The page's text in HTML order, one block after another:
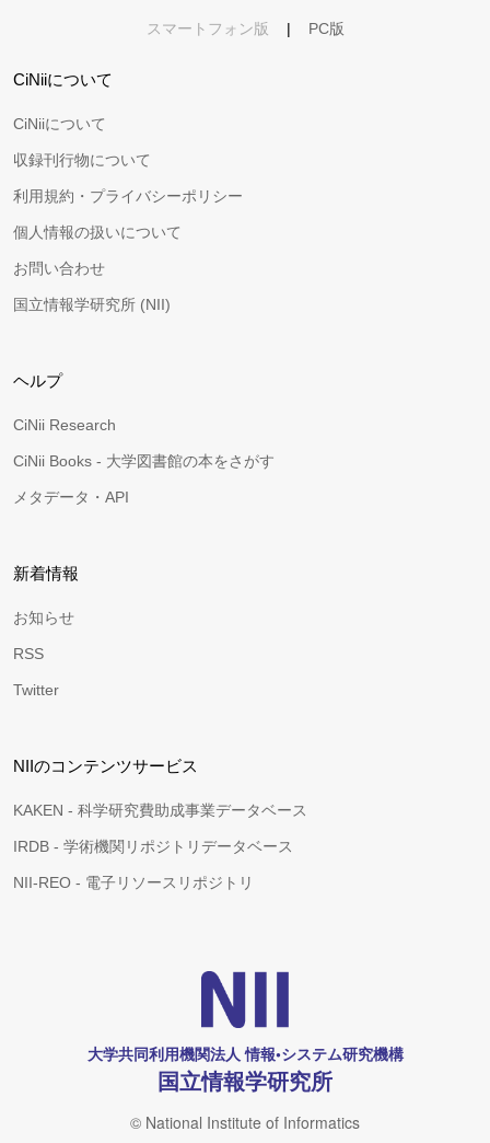
スマートフォン版 | PC版
CiNiiについて
CiNiiについて
収録刊行物について
利用規約・プライバシーポリシー
個人情報の扱いについて
お問い合わせ
国立情報学研究所 (NII)
ヘルプ
CiNii Research
CiNii Books - 大学図書館の本をさがす
メタデータ・API
新着情報
お知らせ
RSS
Twitter
NIIのコンテンツサービス
KAKEN - 科学研究費助成事業データベース
IRDB - 学術機関リポジトリデータベース
NII-REO - 電子リソースリポジトリ
大学共同利用機関法人 情報•システム研究機構
国立情報学研究所
© National Institute of Informatics